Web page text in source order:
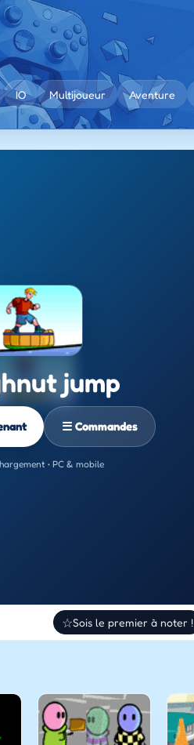
IO Multijoueur Aventure
jump
☰ Commandes
• PC & mobile
☆Sois le premier à noter !